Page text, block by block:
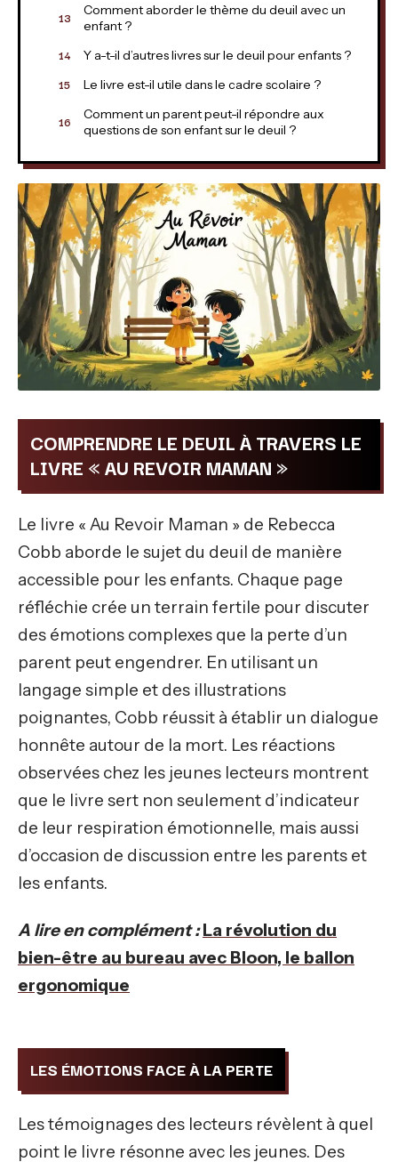
Comment aborder le thème du deuil avec un
enfant ?
Y a-t-il d’autres livres sur le deuil pour enfants ?
Le livre est-il utile dans le cadre scolaire ?
Comment un parent peut-il répondre aux
questions de son enfant sur le deuil ?
COMPRENDRE LE DEUIL À TRAVERS LE
LIVRE « AU REVOIR MAMAN »
Le livre « Au Revoir Maman » de Rebecca
Cobb aborde le sujet du deuil de manière
accessible pour les enfants. Chaque page
réfléchie crée un terrain fertile pour discuter
des émotions complexes que la perte d’un
parent peut engendrer. En utilisant un
langage simple et des illustrations
poignantes, Cobb réussit à établir un dialogue
honnête autour de la mort. Les réactions
observées chez les jeunes lecteurs montrent
que le livre sert non seulement d’indicateur
de leur respiration émotionnelle, mais aussi
d’occasion de discussion entre les parents et
les enfants.
A lire en complément : La révolution du
bien-être au bureau avec Bloon, le ballon
ergonomique
LES ÉMOTIONS FACE À LA PERTE
Les témoignages des lecteurs révèlent à quel
point le livre résonne avec les jeunes. Des